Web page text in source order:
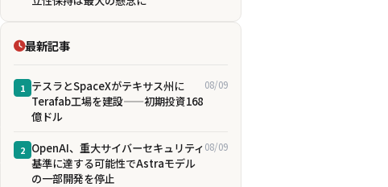
最新記事
1 テスラとSpaceXがテキサス州に
Terafab工場を建設——初期投資168
億ドル
08/09
2 OpenAI、重大サイバーセキュリティ
基準に達する可能性でAstraモデル
の一部開発を停止
08/09